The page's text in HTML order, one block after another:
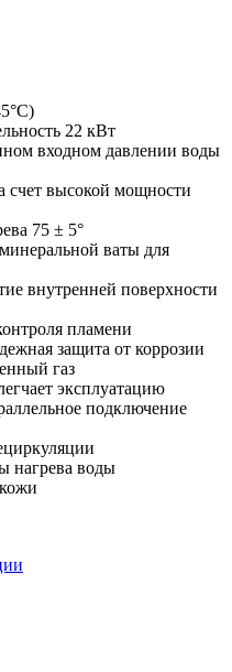
22 кВт
входном давлении воды
счет высокой мощности
75 ± 5°
ваты для
внутренней поверхности
пламени
защита от коррозии
газ
эксплуатацию
подключение
нагрева воды